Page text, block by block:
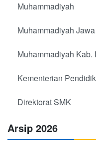
Muhammadiyah
Muhammadiyah
Muhammadiyah
Kementerian
Direktorat SMK
Arsip 2026